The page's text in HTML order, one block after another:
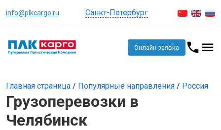
info@plkcargo.ru Санкт-Петербург
Онлайн заявка
Главная страница / Популярные направления / Россия
Грузоперевозки в
Челябинск